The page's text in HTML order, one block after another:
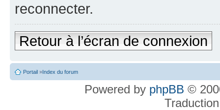
reconnecter.
Retour à l’écran de connexion
Portail »Index du forum
Powered by phpBB ©